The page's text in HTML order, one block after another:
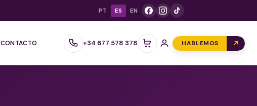
PT ES EN
CONTACTO +34 677 578 378 HABLEMOS